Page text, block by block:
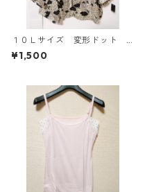
１０Ｌサイズ 変形ドット
花柄 ボウタイブラウス オ
フホワイト KAE-4771
¥1,500